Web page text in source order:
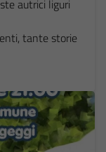
autrici liguri
tante storie